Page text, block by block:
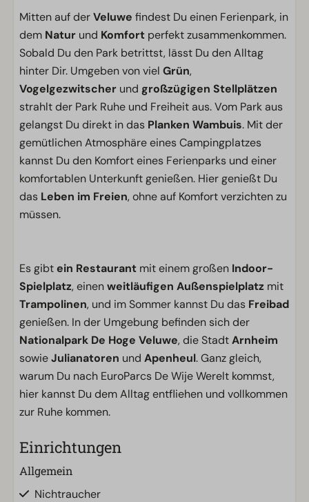
Mitten auf derVeluwe findest Du einen Ferienpark, in
dem Natur und Komfort perfekt zusammenkommen.
Sobald Du den Park betrittst, lässt Du den Alltag
hinter Dir. Umgeben von viel Grün,
Vogelgezwitscher und großzügigen Stellplätzen
strahlt der Park Ruhe und Freiheit aus. Vom Park aus
gelangst Du direkt in das Planken Wambuis. Mit der
gemütlichen Atmosphäre eines Campingplatzes
kannst Du den Komfort eines Ferienparks und einer
komfortablen Unterkunft genießen. Hier genießt Du
das Leben im Freien, ohne auf Komfort verzichten zu
müssen.
Es gibtein Restaurant mit einem großen Indoor-
Spielplatz, einenweitläufigen Außenspielplatz mit
Trampolinen, und im Sommer kannst Du das Freibad
genießen. In der Umgebung befinden sich der
Nationalpark De Hoge Veluwe, die StadtArnheim
sowieJulianatoren und Apenheul. Ganz gleich,
warum Du nach EuroParcs De Wije Werelt kommst,
hier kannst Du dem Alltag entfliehen und vollkommen
zur Ruhe kommen.
Einrichtungen
Allgemein
Nichtraucher